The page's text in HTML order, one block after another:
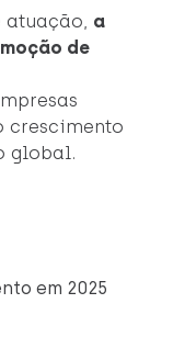
atuação, a
de
crescimento
global.
em 2025